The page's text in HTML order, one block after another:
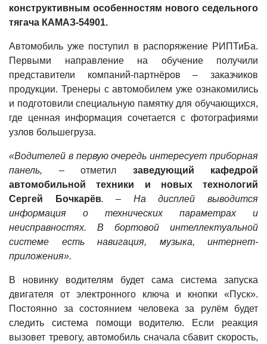
конструктивным особенностям нового седельного
тягача КАМАЗ-54901.
Автомобиль уже поступил в распоряжение РИПТиБа.
Первыми направление на обучение получили
представители компаний-партнёров – заказчиков
продукции. Тренеры с автомобилем уже ознакомились
и подготовили специальную памятку для обучающихся,
где ценная информация сочетается с фотографиями
узлов большегруза.
«Водителей в первую очередь интересует приборная
панель, – отметил заведующий кафедрой
автомобильной техники и новых технологий
Сергей Бочкарёв. – На дисплей выводится
информация о технических параметрах и
неисправностях. В бортовой интеллектуальной
системе есть навигация, музыка, интернет-
приложения».
В новинку водителям будет сама система запуска
двигателя от электронного ключа и кнопки «Пуск».
Постоянно за состоянием человека за рулём будет
следить система помощи водителю. Если реакция
вызовет тревогу, автомобиль сначала сбавит скорость,